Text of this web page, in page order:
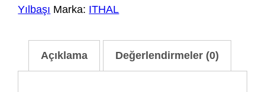
Yılbaşı Marka: ITHAL
Açıklama Değerlendirmeler (0)